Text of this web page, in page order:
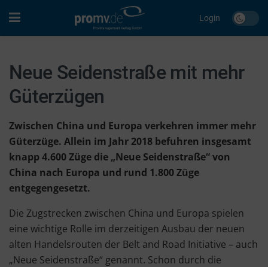
Login
Neue Seidenstraße mit mehr
Güterzügen
Zwischen China und Europa verkehren immer mehr
Güterzüge. Allein im Jahr 2018 befuhren insgesamt
knapp 4.600 Züge die „Neue Seidenstraße“ von
China nach Europa und rund 1.800 Züge
entgegengesetzt.
Die Zugstrecken zwischen China und Europa spielen
eine wichtige Rolle im derzeitigen Ausbau der neuen
alten Handelsrouten der Belt and Road Initiative – auch
„Neue Seidenstraße“ genannt. Schon durch die